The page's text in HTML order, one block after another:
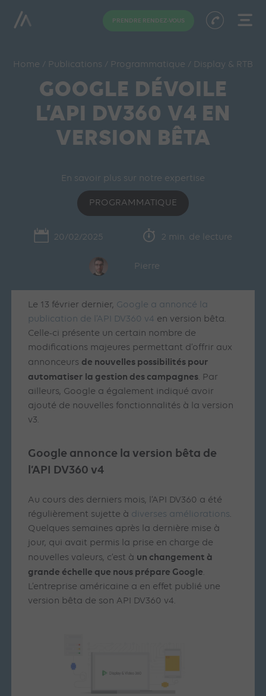
PRENDRE RENDEZ-VOUS
Home / Publications / Programmatique / Display & RTB
GOOGLE DÉVOILE
L’API DV360 V4 EN
VERSION BÊTA
En savoir plus sur notre expertise
PROGRAMMATIQUE
20/02/2025 2 min. de lecture
Pierre
Le 13 février dernier, Google a annoncé la
publication de l’API DV360 v4 en version bêta.
Celle-ci présente un certain nombre de
modifications majeures permettant d’offrir aux
annonceurs de nouvelles possibilités pour
automatiser la gestion des campagnes. Par
ailleurs, Google a également indiqué avoir
ajouté de nouvelles fonctionnalités à la version
v3.
Google annonce la version bêta de
l’API DV360 v4
Au cours des derniers mois, l’API DV360 a été
régulièrement sujette à diverses améliorations.
Quelques semaines après la dernière mise à
jour, qui avait permis la prise en charge de
nouvelles valeurs, c’est à un changement à
grande échelle que nous prépare Google.
L’entreprise américaine a en effet publié une
version bêta de son API DV360 v4.